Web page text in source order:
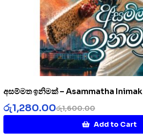
අසම්මත ඉනිමක් – Asammatha Inimak
රු1,600.00
රු1,280.00
Add to Cart